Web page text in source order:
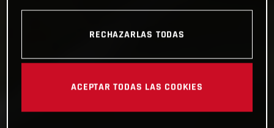
RECHAZARLAS TODAS
ACEPTAR TODAS LAS COOKIES